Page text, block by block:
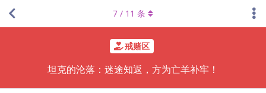
戒赌区
坦克的沦落：迷途知返，方为亡羊补牢！
7 / 11 条